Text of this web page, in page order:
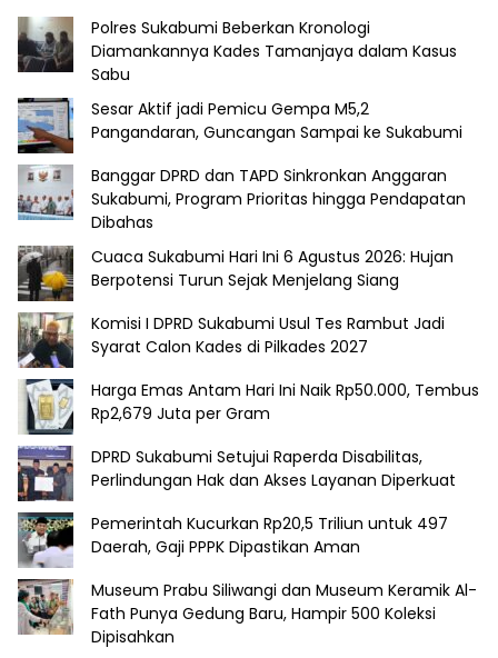
Polres Sukabumi Beberkan Kronologi
Diamankannya Kades Tamanjaya dalam Kasus
Sabu
Sesar Aktif jadi Pemicu Gempa M5,2
Pangandaran, Guncangan Sampai ke Sukabumi
Banggar DPRD dan TAPD Sinkronkan Anggaran
Sukabumi, Program Prioritas hingga Pendapatan
Dibahas
Cuaca Sukabumi Hari Ini 6 Agustus 2026: Hujan
Berpotensi Turun Sejak Menjelang Siang
Komisi I DPRD Sukabumi Usul Tes Rambut Jadi
Syarat Calon Kades di Pilkades 2027
Harga Emas Antam Hari Ini Naik Rp50.000, Tembus
Rp2,679 Juta per Gram
DPRD Sukabumi Setujui Raperda Disabilitas,
Perlindungan Hak dan Akses Layanan Diperkuat
Pemerintah Kucurkan Rp20,5 Triliun untuk 497
Daerah, Gaji PPPK Dipastikan Aman
Museum Prabu Siliwangi dan Museum Keramik Al-
Fath Punya Gedung Baru, Hampir 500 Koleksi
Dipisahkan